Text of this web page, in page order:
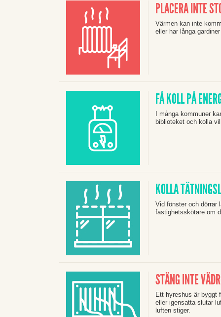
PLACERA INTE
Värmen kan inte
eller har långa
FÅ KOLL PÅ
I många kommuner
biblioteket och kolla
KOLLA
Vid fönster och dörrar
fastighetsskötare om
STÄNG INTE
Ett hyreshus är byggt
eller igensatta slutar
luften stiger.